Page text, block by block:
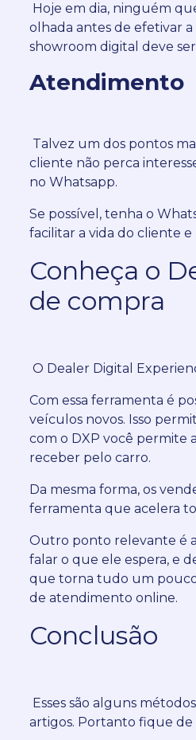
Hoje em dia, ninguém
olhada antes de efetivar a
showroom digital deve
Atendimento
Talvez um dos pontos
cliente não perca
no Whatsapp.
Se possível, tenha o
facilitar a vida do cliente
Conheça o
de compra
O Dealer Digital
Com essa ferramenta é
veículos novos. Isso
com o DXP você permite
receber pelo carro.
Da mesma forma, os
ferramenta que acelera
Outro ponto relevante é
falar o que ele espera, e
que torna tudo um pouco
de atendimento online.
Conclusão
Esses são alguns
artigos. Portanto fique de